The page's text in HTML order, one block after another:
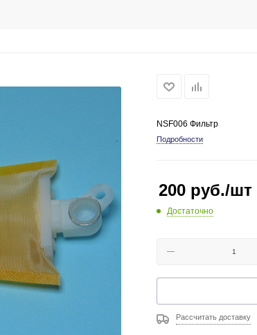
NSF006 Фильтр
Подробности
200 руб./шт
Достаточно
Рассчитать доставку